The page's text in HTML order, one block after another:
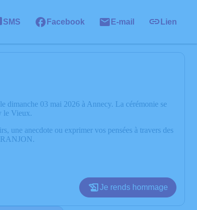
SMS Facebook E-mail Lien
dimanche 03 mai 2026 à Annecy. La cérémonie se
le Vieux.
une anecdote ou exprimer vos pensées à travers des
Je rends hommage